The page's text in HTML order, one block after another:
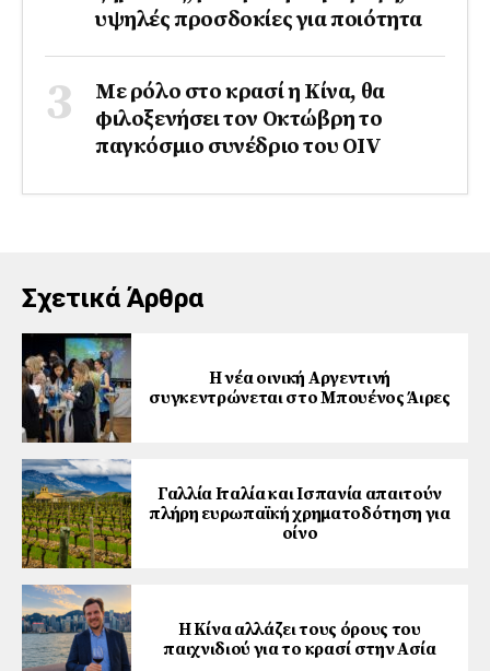
υψηλές προσδοκίες για ποιότητα
Με ρόλο στο κρασί η Κίνα, θα
φιλοξενήσει τον Οκτώβρη το
παγκόσμιο συνέδριο του ΟΙV
Σχετικά Άρθρα
Η νέα οινική Αργεντινή
συγκεντρώνεται στο Μπουένος Άιρες
Γαλλία Ιταλία και Ισπανία απαιτούν
πλήρη ευρωπαϊκή χρηματοδότηση για
οίνο
Η Κίνα αλλάζει τους όρους του
παιχνιδιού για το κρασί στην Ασία